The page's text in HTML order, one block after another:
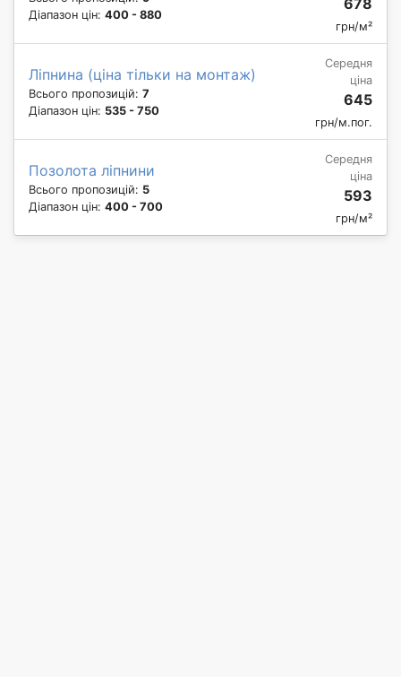
Діапазон цін: 400 - 880
грн/м²
Ліпнина (ціна тільки на монтаж)
Всього пропозицій: 7
Діапазон цін: 535 - 750
Середня
ціна
645
грн/м.пог.
Позолота ліпнини
Всього пропозицій: 5
Діапазон цін: 400 - 700
Середня
ціна
593
грн/м²